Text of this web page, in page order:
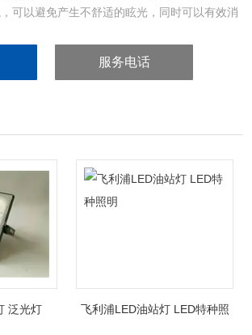
可以避免产生不舒适的眩光，同时可以有效消
服务电话
泛光灯
飞利浦LED油站灯 LED特种照